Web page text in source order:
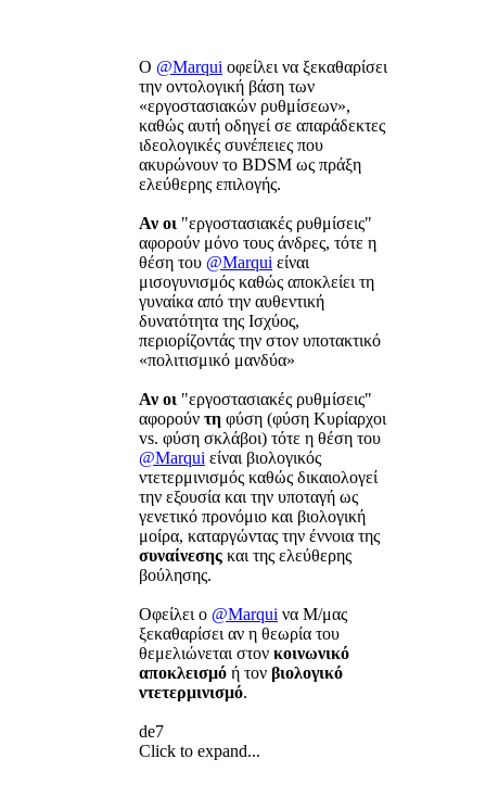
Ο @Marqui οφείλει να ξεκαθαρίσει
την οντολογική βάση των
«εργοστασιακών ρυθμίσεων»,
καθώς αυτή οδηγεί σε απαράδεκτες
ιδεολογικές συνέπειες που
ακυρώνουν το BDSM ως πράξη
ελεύθερης επιλογής.
Αν οι "εργοστασιακές ρυθμίσεις"
αφορούν μόνο τους άνδρες, τότε η
θέση του @Marqui είναι
μισογυνισμός καθώς αποκλείει τη
γυναίκα από την αυθεντική
δυνατότητα της Ισχύος,
περιορίζοντάς την στον υποτακτικό
«πολιτισμικό μανδύα»
Αν οι "εργοστασιακές ρυθμίσεις"
αφορούν τη φύση (φύση Κυρίαρχοι
vs. φύση σκλάβοι) τότε η θέση του
@Marqui είναι βιολογικός
ντετερμινισμός καθώς δικαιολογεί
την εξουσία και την υποταγή ως
γενετικό προνόμιο και βιολογική
μοίρα, καταργώντας την έννοια της
συναίνεσης και της ελεύθερης
βούλησης.
Οφείλει ο @Marqui να Μ/μας
ξεκαθαρίσει αν η θεωρία του
θεμελιώνεται στον κοινωνικό
αποκλεισμό ή τον βιολογικό
ντετερμινισμό.
de7
Click to expand...